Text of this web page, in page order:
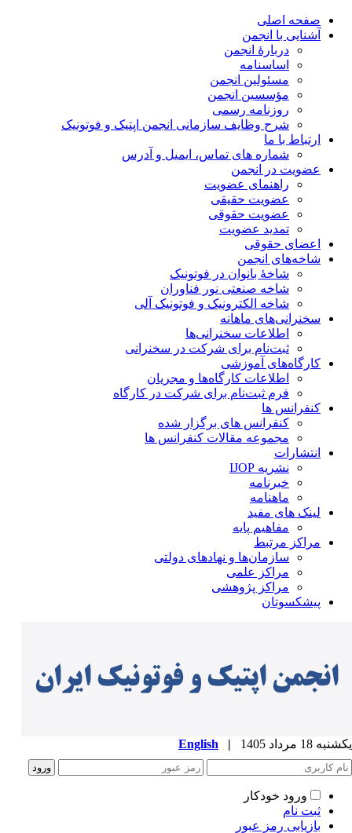
صفحه اصلی
آشنایی با انجمن
دربارۀ انجمن
اساسنامه
مسئولین انجمن
مؤسسین انجمن
روزنامه رسمی
شرح وظایف سازمانی انجمن اپتیک و فوتونیک
ارتباط با ما
شماره های تماس، ایمیل و آدرس
عضویت در انجمن
راهنمای عضویت
عضویت حقیقی
عضویت حقوقی
تمدید عضویت
اعضای حقوقی
شاخه‌های انجمن
شاخۀ بانوان در فوتونیک
شاخه صنعتی نور فناوران
شاخه‌ الکترونیک و فوتونیک آلی
سخنرانی‌های ماهانه
اطلاعات سخنرانی‌‌ها
ثبت‌نام برای شرکت در سخنرانی
کارگاه‌های آموزشی
اطلاعات کارگاه‌ها و مجریان
فرم ثبت‌نام برای شرکت در کارگاه
کنفرانس ها
کنفرانس های برگزار شده
مجموعه مقالات کنفرانس ها
انتشارات
نشریه IJOP
خبرنامه
ماهنامه
لینک های مفید
مفاهیم پایه
مراکز مرتبط
سازمان‌ها و نهادهای دولتی
مراکز علمی
مراکز پژوهشی
پیشکسوتان
18 مرداد 1405 |
English
ورود خودکار
ثبت نام
بازیابی رمز عبور